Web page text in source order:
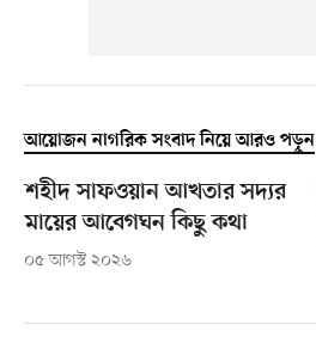
আয়োজন নাগরিক সংবাদ নিয়ে আরও পড়ুন
শহীদ সাফওয়ান আখতার সদ্যর
মায়ের আবেগঘন কিছু কথা
০৫ আগস্ট ২০২৬